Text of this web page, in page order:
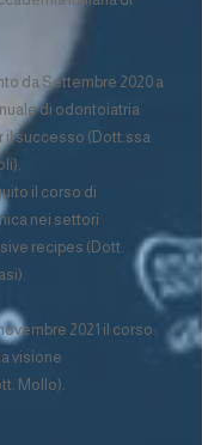
da Settembre 2020 a
di odontoiatria
il successo (Dott.ssa
il corso di
nei settori
recipes (Dott.
2021 il corso:
visione
Mollo).